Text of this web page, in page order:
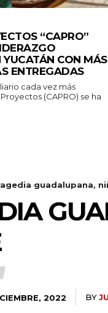
“CAPRO”
CON MÁS
ENTREGADAS
cada vez más
(CAPRO) se ha